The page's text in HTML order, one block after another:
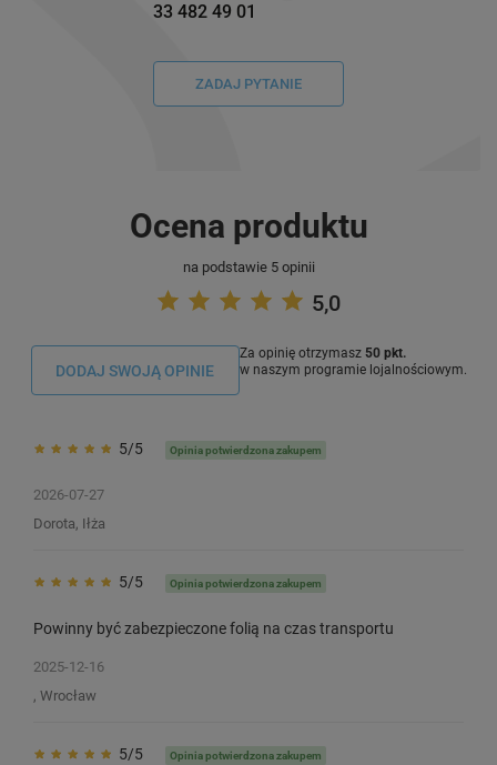
33 482 49 01
ZADAJ PYTANIE
Ocena produktu
na podstawie 5 opinii
5,0
DODAJ SWOJĄ OPINIE
Za opinię otrzymasz 50 pkt.
w naszym programie lojalnościowym.
5/5 Opinia potwierdzona zakupem
2026-07-27
Dorota, Iłża
5/5 Opinia potwierdzona zakupem
Powinny być zabezpieczone folią na czas transportu
2025-12-16
, Wrocław
5/5 Opinia potwierdzona zakupem